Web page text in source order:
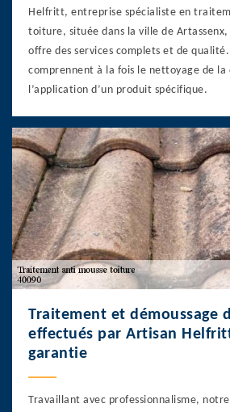
Helfritt, entreprise spécialiste en
toiture, située dans la ville de Artassenx,
offre des services complets et de qualité.
comprennent à la fois le nettoyage de
l’application d’un produit spécifique.
Traitement et démoussage
effectués par Artisan
garantie
Travaillant avec professionnalisme,